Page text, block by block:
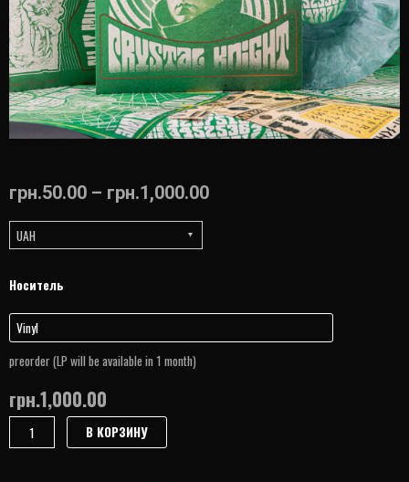
грн.50.00 – грн.1,000.00
UAH
Носитель
preorder (LP will be available in 1 month)
грн.1,000.00
Количество
Шёпот
Рун
"Crystal
(2020)
В КОРЗИНУ